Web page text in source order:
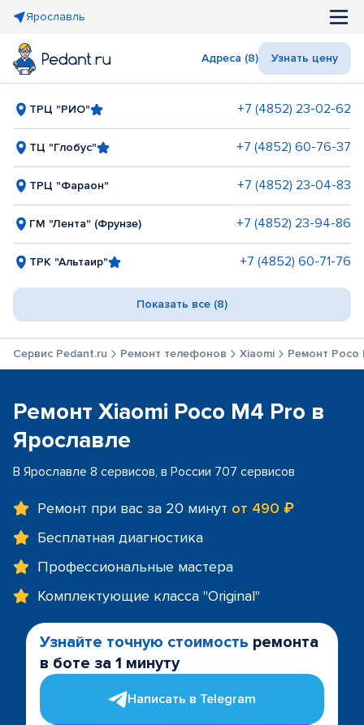
Ярославль
Адреса (8) Узнать цену
ТРЦ "РИО" +7 (4852) 23-02-62
ТЦ "Глобус" +7 (4852) 60-76-37
ТРЦ "Фараон" +7 (4852) 23-04-83
ГМ "Лента" (Фрунзе) +7 (4852) 23-94-86
ТРК "Альтаир" +7 (4852) 60-71-76
Показать все (8)
Сервис Pedant.ru Ремонт телефонов Xiaomi Ремонт Poco
Ремонт Xiaomi Poco M4 Pro в
Ярославле
В Ярославле 8 сервисов, в России 707 сервисов
Ремонт при вас за 20 минут от 490 ₽
Бесплатная диагностика
Профессиональные мастера
Комплектующие класса "Original"
Узнайте точную стоимость ремонта
в боте за 1 минуту
Написать в Telegram